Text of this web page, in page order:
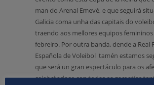
man do Arenal Emevé, e que seguirá
Galicia coma unha das capitais do
traendo aos mellores equipos
febreiro. Por outra banda, dende a Real
Española de Voleibol tamén estamos
que será un gran espectáculo para os
celebrándose con todas as garantías